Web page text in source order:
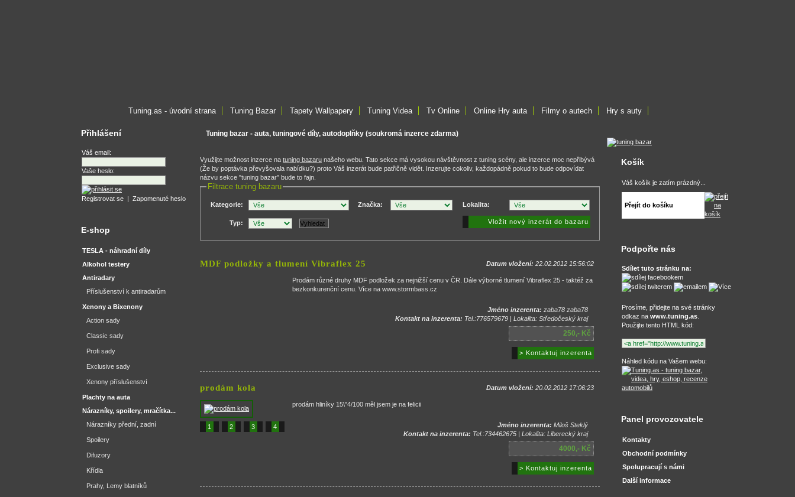
Tuning.as - úvodní strana Tuning Bazar Tapety Wallpapery Tuning Videa Tv Online Online Hry auta Filmy o autech Hry s auty
Tuning bazar - auta, tuningové díly, autodoplňky (soukromá inzerce zdarma)
Využijte možnost inzerce na tuning bazaru našeho webu. Tato sekce má vysokou návštěvnost z tuning scény, ale inzerce moc nepřibývá
(Že by poptávka převyšovala nabídku?) proto Váš inzerát bude patřičně vidět. Inzerujte cokoliv, každopádně pokud to bude odpovídat
názvu sekce "tuning bazar" bude to fajn.
Filtrace tuning bazaru
Kategorie: Značka: Lokalita:
Typ: Vložit nový inzerát do bazaru
MDF podložky a tlumení Vibraflex 25 Datum vložení: 22.02.2012 15:56:02
Prodám různé druhy MDF podložek za nejnižší cenu v ČR. Dále výborné tlumení Vibraflex 25 - taktéž za
bezkonkurenční cenu. Více na www.stormbass.cz
Jméno inzerenta: zaba78 zaba78
Kontakt na inzerenta: Tel.:776579679 | Lokalita: Středočeský kraj
250,- Kč
> Kontaktuj inzerenta
prodám kola Datum vložení: 20.02.2012 17:06:23
1 2 3 4
prodám hliníky 15\"4/100 měl jsem je na felicii
Jméno inzerenta: Miloš Steklý
Kontakt na inzerenta: Tel.:734462675 | Lokalita: Liberecký kraj
4000,- Kč
> Kontaktuj inzerenta
Přihlášení
Váš email:
Vaše heslo:
Registrovat se | Zapomenuté heslo
E-shop
TESLA - náhradní díly
Alkohol testery
Antiradary
Příslušenství k antiradarům
Xenony a Bixenony
Action sady
Classic sady
Profi sady
Exclusive sady
Xenony příslušenství
Plachty na auta
Nárazníky, spoilery, mračítka...
Nárazníky přední, zadní
Spoilery
Difuzory
Křídla
Prahy, Lemy blatníků
Košík
Váš košík je zatím prázdný...
Přejít do košíku
Podpořte nás
Sdílet tuto stránku na:
Prosíme, přidejte na své stránky
odkaz na www.tuning.as
Použijte tento HTML kód:
Náhled kódu na Vašem webu:
Panel provozovatele
Kontakty
Obchodní podmínky
Spolupracují s námi
Další informace